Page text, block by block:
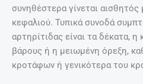
συνηθέστερα γίνεται
κεφαλιού. Τυπικά συνοδά
αρτηρίτιδας είναι τα δέκατα,
βάρους ή η μειωμένη όρεξη,
κροτάφων ή γενικότερα του